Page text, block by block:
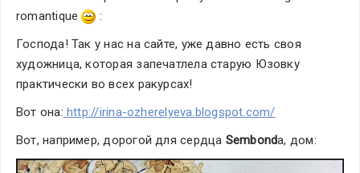
romantique
:
Господа! Так у нас на сайте, уже давно есть своя
художница, которая запечатлела старую Юзовку
практически во всех ракурсах!
Вот она: http://irina-ozherelyeva.blogspot.com/
Вот, например, дорогой для сердца Sembonda, дом: